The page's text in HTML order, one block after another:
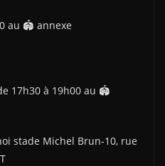
au 🏟 annexe
17h30 à 19h00 au 🏟
stade Michel Brun-10, rue